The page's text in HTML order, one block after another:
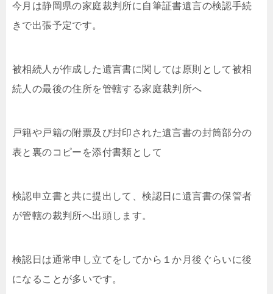
今月は静岡県の家庭裁判所に自筆証書遺言の検認手続
きで出張予定です。
被相続人が作成した遺言書に関しては原則として被相
続人の最後の住所を管轄する家庭裁判所へ
戸籍や戸籍の附票及び封印された遺言書の封筒部分の
表と裏のコピーを添付書類として
検認申立書と共に提出して、検認日に遺言書の保管者
が管轄の裁判所へ出頭します。
検認日は通常申し立てをしてから１か月後ぐらいに後
になることが多いです。